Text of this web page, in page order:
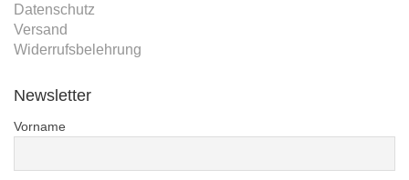
Datenschutz
Versand
Widerrufsbelehrung
Newsletter
Vorname